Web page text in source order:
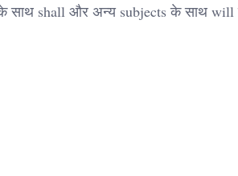
साथ shall और अन्य subjects के साथ will